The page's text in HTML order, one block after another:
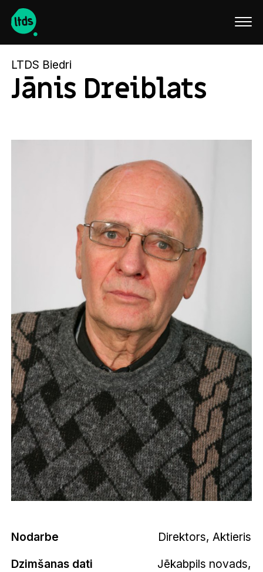
LTDS Biedri
Jānis Dreiblats
Nodarbe
Direktors, Aktieris
Dzimšanas dati
Jēkabpils novads,